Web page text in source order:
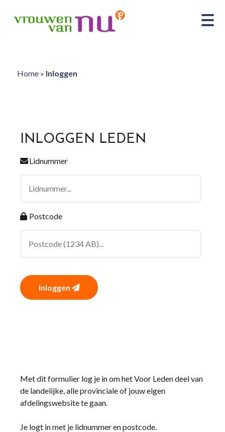
Home» Inloggen
INLOGGEN LEDEN
Lidnummer
Postcode
Inloggen
Met dit formulier log je in om het Voor Leden deel van
de landelijke, alle provinciale of jouw eigen
afdelingswebsite te gaan.
Je logt in met je lidnummer en postcode.